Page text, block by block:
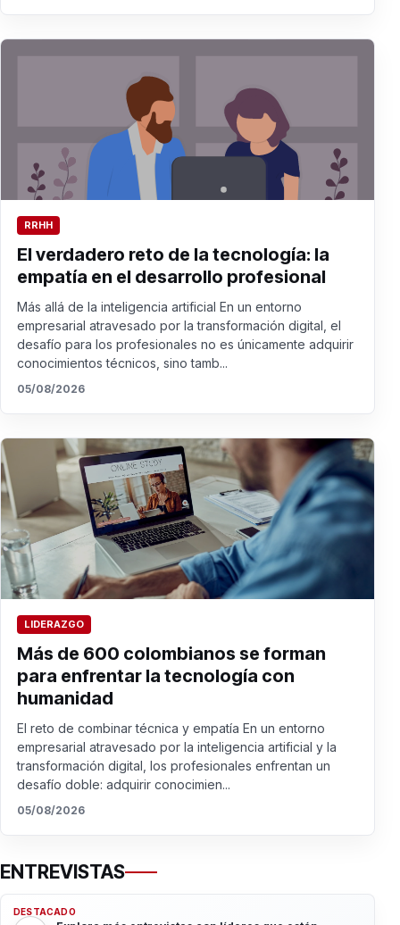
RRHH
El verdadero reto de la tecnología: la
empatía en el desarrollo profesional
Más allá de la inteligencia artificial En un entorno
empresarial atravesado por la transformación digital, el
desafío para los profesionales no es únicamente adquirir
conocimientos técnicos, sino tamb...
05/08/2026
LIDERAZGO
Más de 600 colombianos se forman
para enfrentar la tecnología con
humanidad
El reto de combinar técnica y empatía En un entorno
empresarial atravesado por la inteligencia artificial y la
transformación digital, los profesionales enfrentan un
desafío doble: adquirir conocimien...
05/08/2026
ENTREVISTAS
DESTACADO